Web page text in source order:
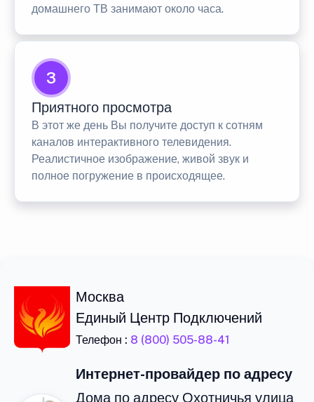
домашнего ТВ занимают около часа.
3
Приятного просмотра
В этот же день Вы получите доступ к сотням
каналов интерактивного телевидения.
Реалистичное изображение, живой звук и
полное погружение в происходящее.
Москва
Единый Центр Подключений
Телефон : 8 (800) 505-88-41
Интернет-провайдер по адресу
Дома по адресу Охотничья улица